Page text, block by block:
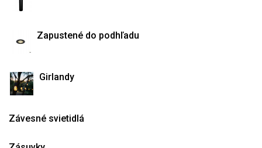
Zapustené do podhľadu
Girlandy
Závesné svietidlá